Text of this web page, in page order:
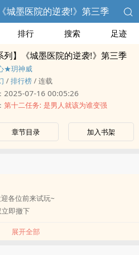
城墨医院的逆袭!》第三季
排行 搜索 足迹
列】《城墨医院的逆袭!》第三季
★玥神威
/ 排行榜 / 连载
2025-07-16 00:05:26
第十二任务: 是男人就该为谁变强
章节目录 加入书架
各位前来试玩~
即撤下
......展开全部